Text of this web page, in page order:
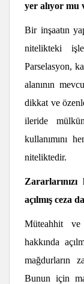
yer alıyor mu
Bir inşaatın
nitelikteki
Parselasyon,
alanının
dikkat ve
ileride
kullanımını
niteliktedir.
Zararlarınızı
açılmış ceza
Müteahhit
hakkında
mağdurların
Bunun için